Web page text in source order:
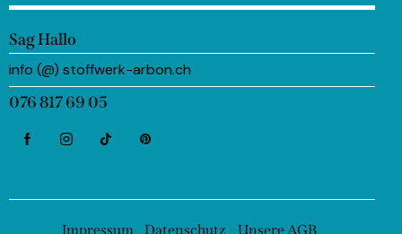
Sag Hallo
info (@) stoffwerk-arbon.ch
076 817 69 05
Impressum Datenschutz Unsere AGB